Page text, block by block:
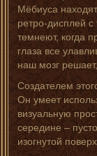
Мёбиуса
ретро-дисплей с
темнеют, когда
глаза все
наш мозг
Создателем
Он умеет
визуальную
середине –
изогнутой